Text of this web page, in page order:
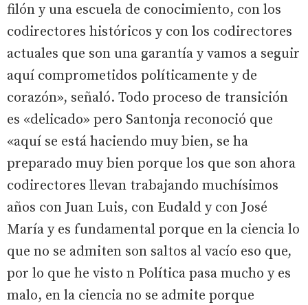
filón y una escuela de conocimiento, con los
codirectores históricos y con los codirectores
actuales que son una garantía y vamos a seguir
aquí comprometidos políticamente y de
corazón», señaló. Todo proceso de transición
es «delicado» pero Santonja reconoció que
«aquí se está haciendo muy bien, se ha
preparado muy bien porque los que son ahora
codirectores llevan trabajando muchísimos
años con Juan Luis, con Eudald y con José
María y es fundamental porque en la ciencia lo
que no se admiten son saltos al vacío eso que,
por lo que he visto n Política pasa mucho y es
malo, en la ciencia no se admite porque